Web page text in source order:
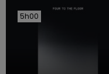
5h00
5h00